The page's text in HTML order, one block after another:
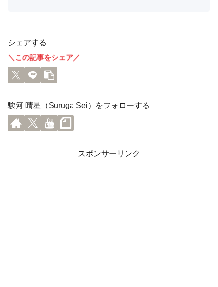
シェアする
＼この記事をシェア／
駿河 晴星（Suruga Sei）をフォローする
スポンサーリンク